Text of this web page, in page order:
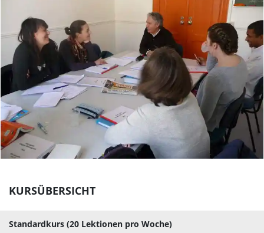
KURSÜBERSICHT
Standardkurs (20 Lektionen pro Woche)